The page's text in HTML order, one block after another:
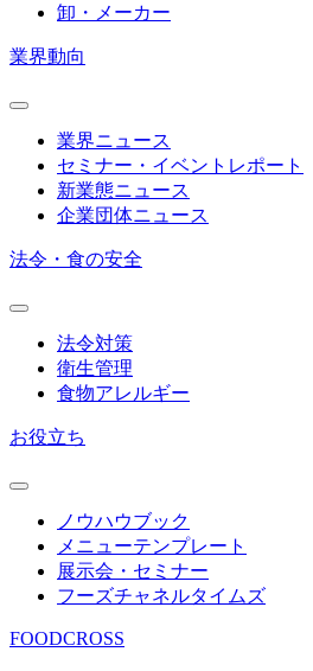
卸・メーカー
業界動向
業界ニュース
セミナー・イベントレポート
新業態ニュース
企業団体ニュース
法令・食の安全
法令対策
衛生管理
食物アレルギー
お役立ち
ノウハウブック
メニューテンプレート
展示会・セミナー
フーズチャネルタイムズ
FOODCROSS